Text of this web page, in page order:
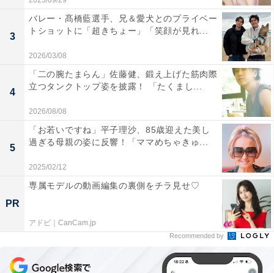
3
バレー・髙橋藍選手、兄＆愛犬とのプライベー
トショットに「超きちょー」「笑顔が見れ...
2026/03/08
4
「二の腕たまらん」佐藤健、鍛え上げた筋肉際
立つタンクトップ姿を披露！ 「たくまし...
2026/08/08
5
「お若いですね」平子理沙、85歳迎えた美し
過ぎる母親の姿に反響！「ママめちゃきゅ...
2025/02/12
PR
専属モデルの動画編集の裏側をチラ見せ♡
アドビ｜CanCam.jp
Recommended by